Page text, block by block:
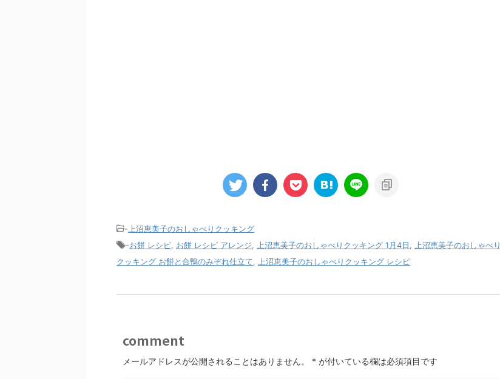
- 上沼恵美子のおしゃべりクッキング
-お餅 レシピ お餅 レシピ アレンジ 上沼恵美子のおしゃべりクッキング 1月4日
上沼恵美子のおしゃべり
クッキング お餅と合鴨のみぞれ仕立て
上沼恵美子のおしゃべりクッキング レシピ
comment
メールアドレスが公開されることはありません。 * が付いている欄は必須項目です